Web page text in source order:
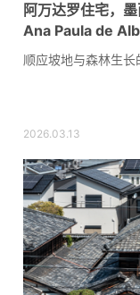
阿万达罗住宅，
Ana Paula de
顺应坡地与森林生长
2026.03.13